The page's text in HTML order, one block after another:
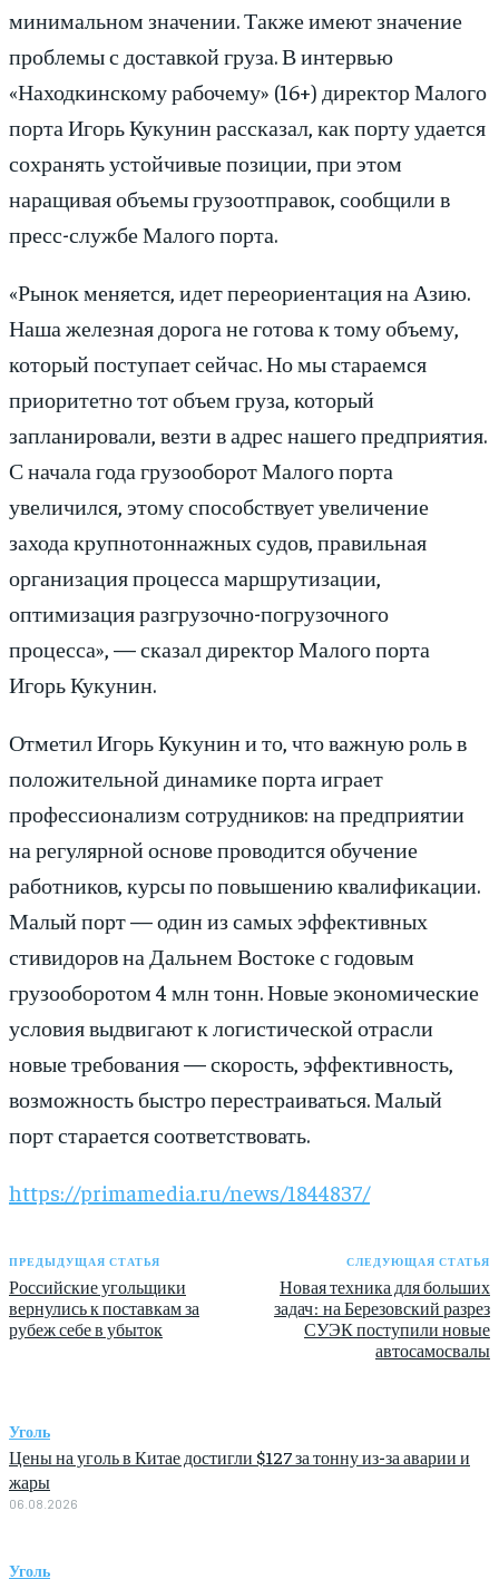
минимальном значении. Также имеют значение
проблемы с доставкой груза. В интервью
«Находкинскому рабочему» (16+) директор Малого
порта Игорь Кукунин рассказал, как порту удается
сохранять устойчивые позиции, при этом
наращивая объемы грузоотправок, сообщили в
пресс-службе Малого порта.
«Рынок меняется, идет переориентация на Азию.
Наша железная дорога не готова к тому объему,
который поступает сейчас. Но мы стараемся
приоритетно тот объем груза, который
запланировали, везти в адрес нашего предприятия.
С начала года грузооборот Малого порта
увеличился, этому способствует увеличение
захода крупнотоннажных судов, правильная
организация процесса маршрутизации,
оптимизация разгрузочно-погрузочного
процесса», — сказал директор Малого порта
Игорь Кукунин.
Отметил Игорь Кукунин и то, что важную роль в
положительной динамике порта играет
профессионализм сотрудников: на предприятии
на регулярной основе проводится обучение
работников, курсы по повышению квалификации.
Малый порт — один из самых эффективных
стивидоров на Дальнем Востоке с годовым
грузооборотом 4 млн тонн. Новые экономические
условия выдвигают к логистической отрасли
новые требования — скорость, эффективность,
возможность быстро перестраиваться. Малый
порт старается соответствовать.
https://primamedia.ru/news/1844837/
ПРЕДЫДУЩАЯ СТАТЬЯ
Российские угольщики
вернулись к поставкам за
рубеж себе в убыток
СЛЕДУЮЩАЯ СТАТЬЯ
Новая техника для больших
задач: на Березовский разрез
СУЭК поступили новые
автосамосвалы
Уголь
Цены на уголь в Китае достигли $127 за тонну из-за аварии и
жары
06.08.2026
Уголь